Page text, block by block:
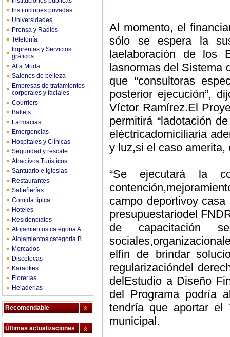
Instituciones privadas
Universidades
Prensa y Radios
Telefonía
Imprentas y Servicios
gráficos
Alta Moda
Salones de belleza
Empresas de tratamientos
corporales y faciales
Courriers
Ballets
Farmacias
Emergencias
Hospitales y Clínicas
Seguridad y rescate
Atractivos Turisticos
Santuario e Iglesias
Restaurantes
Salteñerías
Comida típica
Hoteles
Residenciales
Alojamientos categoria A
Alojamientos categoria B
Mercados
Discotecas
Karaokes
Florerías
Heladerias
Recomendable
Últimas actualizaciones
Al momento, el
sólo se espera la
laelaboración de los
lasnormas del Sistema
que “consultoras
posterior ejecución”,
Víctor Ramírez.El
permitirá “ladotación
eléctricadomiciliaria
y luz,si el caso
“Se ejecutará la
campo deportivoy
presupuestariodel
de capacitación
elfin de brindar
regularizacióndel
delEstudio a Diseño
del Programa podría
tendría que aportar el
municipal.